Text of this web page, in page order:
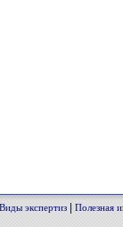
Виды экспертиз Полезная